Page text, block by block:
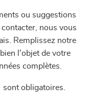
ou suggestions
nous vous
Remplissez notre
l'objet de votre
complètes.
sont obligatoires.